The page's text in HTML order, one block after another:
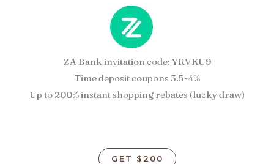
ZA Bank invitation code: YRVKU9
Time deposit coupons 3.5-4%
Up to 200% instant shopping rebates (lucky draw)
GET $200